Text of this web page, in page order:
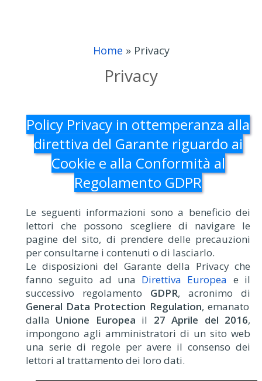
Home » Privacy
Privacy
Policy Privacy in ottemperanza alla
direttiva del Garante riguardo ai
Cookie e alla Conformità al
Regolamento GDPR
Le seguenti informazioni sono a beneficio dei
lettori che possono scegliere di navigare le
pagine del sito, di prendere delle precauzioni
per consultarne i contenuti o di lasciarlo.
Le disposizioni del Garante della Privacy che
fanno seguito ad una Direttiva Europea e il
successivo regolamento GDPR, acronimo di
General Data Protection Regulation, emanato
dalla Unione Europea il 27 Aprile del 2016,
impongono agli amministratori di un sito web
una serie di regole per avere il consenso dei
lettori al trattamento dei loro dati.